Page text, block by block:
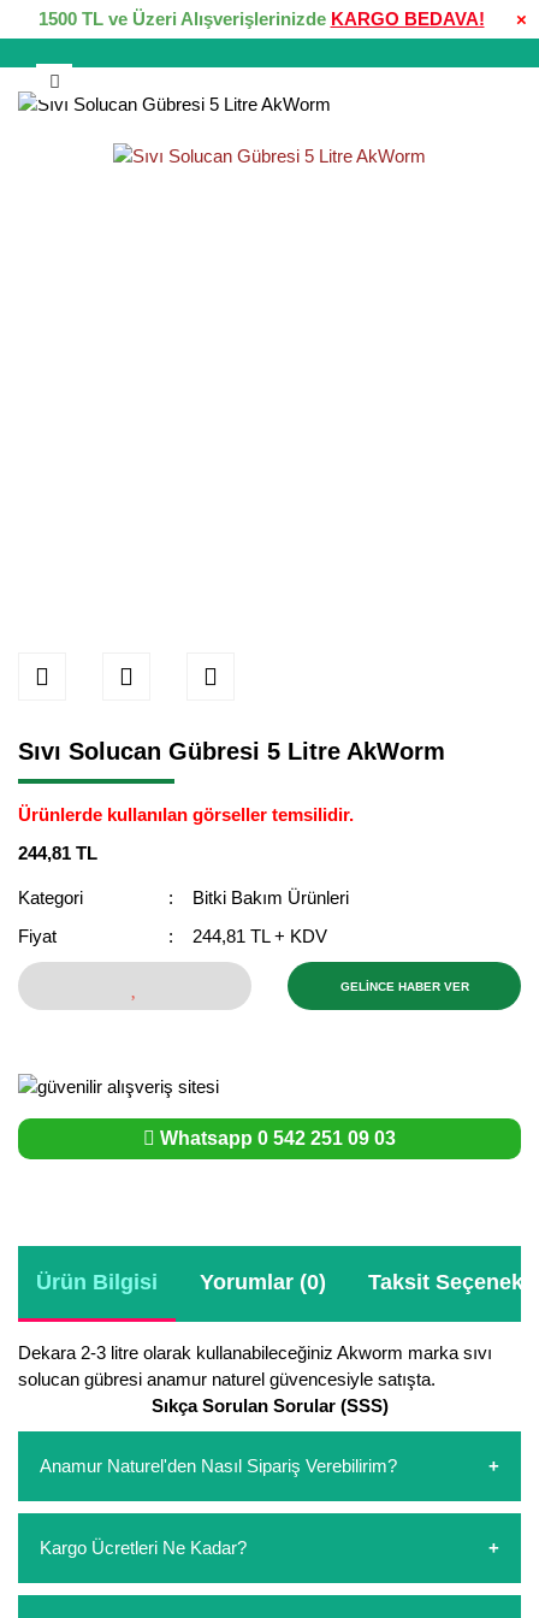
×
1500 TL ve Üzeri Alışverişlerinizde KARGO BEDAVA!
Sıvı Solucan Gübresi 5 Litre AkWorm
Ürünlerde kullanılan görseller temsilidir.
244,81 TL
Kategori
Bitki Bakım Ürünleri
Fiyat
244,81 TL + KDV
GELİNCE HABER VER
Whatsapp 0 542 251 09 03
Ürün Bilgisi Yorumlar (0) Taksit
Dekara 2-3 litre olarak kullanabileceğiniz Akworm marka sıvı
solucan gübresi anamur naturel güvencesiyle satışta.
Sıkça Sorulan Sorular (SSS)
Anamur Naturel'den Nasıl Sipariş Verebilirim?
oluşturarak,iletişim numaralarımızdan bizi arayarak veya
whatsapp hattımızdan bizlere isteklerinizi yazarak sipariş
Kargo Ücretleri Ne Kadar?